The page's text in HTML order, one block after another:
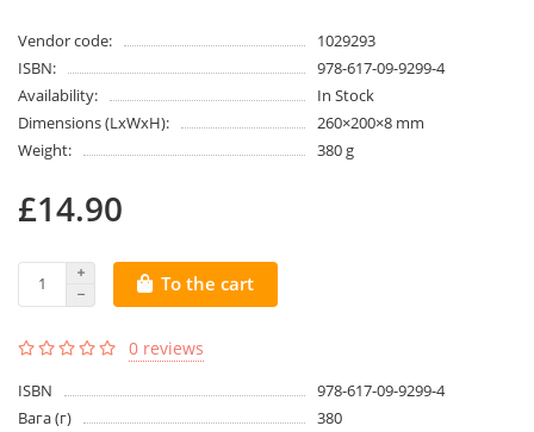
Vendor code:
1029293
ISBN:
978-617-09-9299-4
Availability:
In Stock
Dimensions (LxWxH):
260×200×8 mm
Weight:
380 g
£14.90
To the cart
0 reviews
ISBN
978-617-09-9299-4
Вага (г)
380